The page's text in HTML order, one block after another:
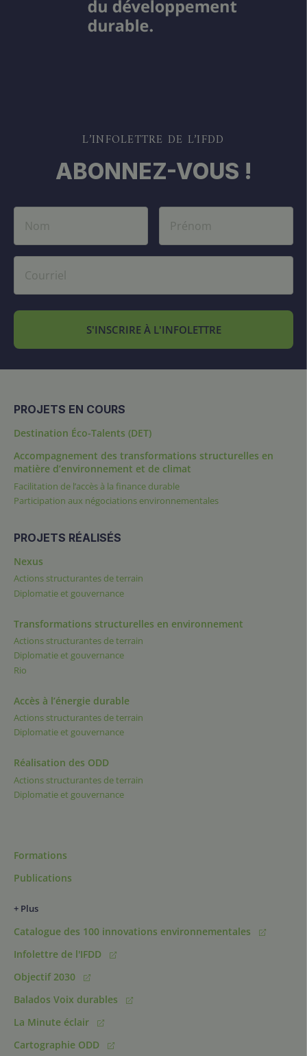
L’INFOLETTRE DE L’IFDD
ABONNEZ-VOUS !
S'INSCRIRE À L'INFOLETTRE
PROJETS EN COURS
Destination Éco-Talents (DET)
Accompagnement des transformations structurelles en
matière d’environnement et de climat
Facilitation de l’accès à la finance durable
Participation aux négociations environnementales
PROJETS RÉALISÉS
Nexus
Actions structurantes de terrain
Diplomatie et gouvernance
Transformations structurelles en environnement
Actions structurantes de terrain
Diplomatie et gouvernance
Rio
Accès à l’énergie durable
Actions structurantes de terrain
Diplomatie et gouvernance
Réalisation des ODD
Actions structurantes de terrain
Diplomatie et gouvernance
Formations
Publications
+ Plus
Catalogue des 100 innovations environnementales
Infolettre de l'IFDD
Objectif 2030
Balados Voix durables
La Minute éclair
Cartographie ODD